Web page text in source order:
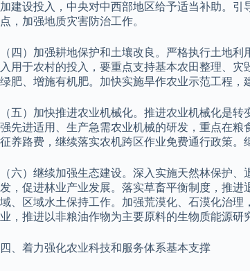
加建设投入，中央对中西部地区给予适当补助。
点，加强地质灾害防治工作。
（四）加强耕地保护和土壤改良。严格执行土地
入用于农村的投入，要重点支持基本农田整理、
绿肥、增施有机肥。加快实施旱作农业示范工程，
（五）加快推进农业机械化。推进农业机械化是
强先进适用、生产急需农业机械的研发，重点在
征养路费，继续落实农机跨区作业免费通行政策。
（六）继续加强生态建设。深入实施天然林保护
发，促进林业产业发展。落实草畜平衡制度，推
域、区域水土保持工作。加强荒漠化、石漠化治
业，推进以非粮油作物为主要原料的生物质能源
四、着力强化农业科技和服务体系基本支撑